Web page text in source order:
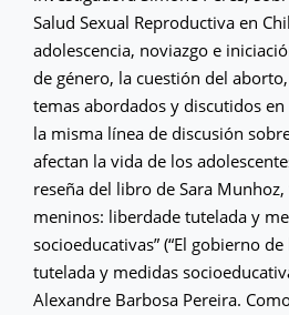
Salud Sexual Reproductiva en
adolescencia, noviazgo e
de género, la cuestión del
temas abordados y discutidos
la misma línea de discusión
afectan la vida de los
reseña del libro de Sara
meninos: liberdade tutelada y
socioeducativas” (“El gobierno
tutelada y medidas
Alexandre Barbosa Pereira.